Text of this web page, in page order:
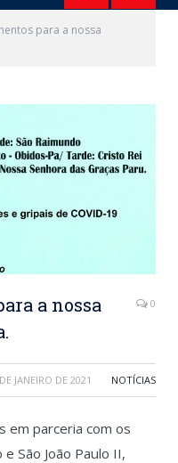
para a nossa
a nossa
0
JANEIRO DE 2021 NOTÍCIAS
em parceria com os
São João Paulo II,